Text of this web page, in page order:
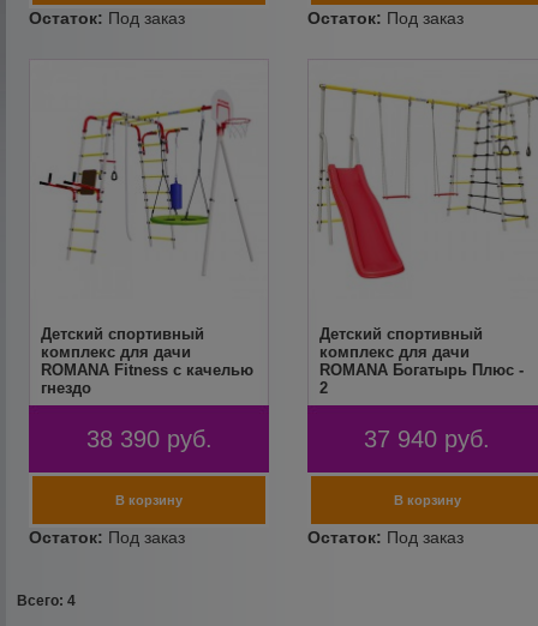
Детский спортивный
комплекс для дачи
ROMANA Fitness с качелью
гнездо
38 390 руб.
Детский спортивный
комплекс для дачи
ROMANA Богатырь Плюс -
2
37 940 руб.
Всего: 4